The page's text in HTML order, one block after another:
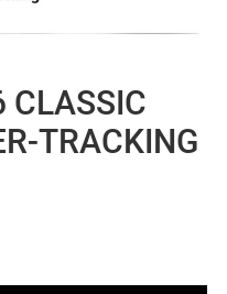
CLASSIC
TRACKING